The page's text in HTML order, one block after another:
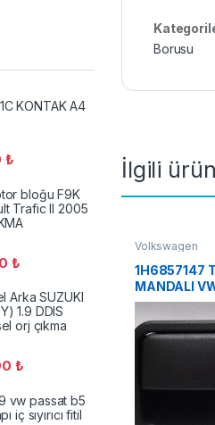
Borusu
İlgili
Volkswagen
1H6857147
MANDALI
VW VENTO
KONTAK A4
₺
bloğu F9K
Trafic II 2005
₺
Arka SUZUKI
1.9 DDIS
orj çıkma
₺
vw passat b5
iç sıyırıcı fitil